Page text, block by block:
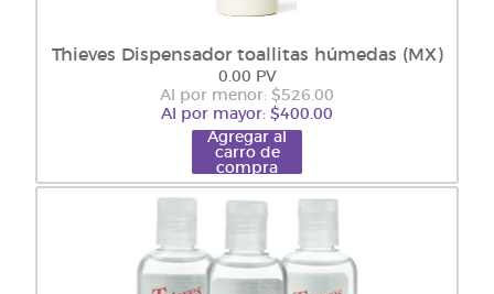
Thieves Dispensador toallitas húmedas (MX)
0.00 PV
Al por menor: $526.00
Al por mayor: $400.00
Agregar al
carro de
compra